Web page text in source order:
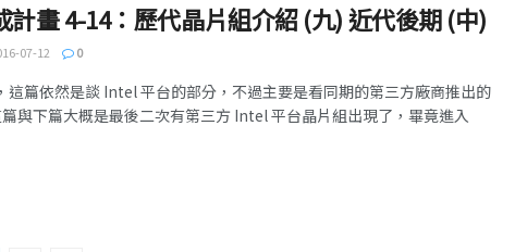
計畫 4-14：歷代晶片組介紹 (九) 近代後期 (中)
07-12 0
這篇依然是談 Intel 平台的部分，不過主要是看同期的第三方廠商推出的
與下篇大概是最後二次有第三方 Intel 平台晶片組出現了，畢竟進入